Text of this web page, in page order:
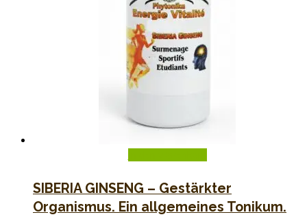
SIBERIA GINSENG – Gestärkter
Organismus. Ein allgemeines Tonikum.